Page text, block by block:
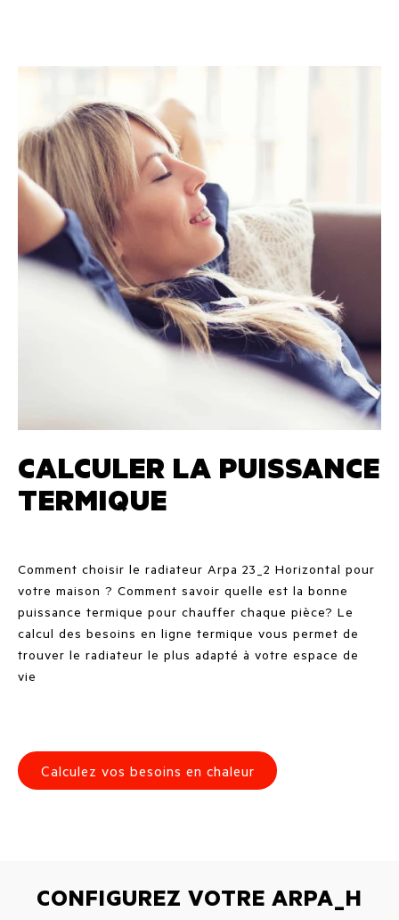
CALCULER LA PUISSANCE
TERMIQUE
Comment choisir le radiateur Arpa 23_2 Horizontal pour
votre maison ? Comment savoir quelle est la bonne
puissance termique pour chauffer chaque pièce? Le
calcul des besoins en ligne termique vous permet de
trouver le radiateur le plus adapté à votre espace de
vie
Calculez vos besoins en chaleur
CONFIGUREZ VOTRE ARPA_H